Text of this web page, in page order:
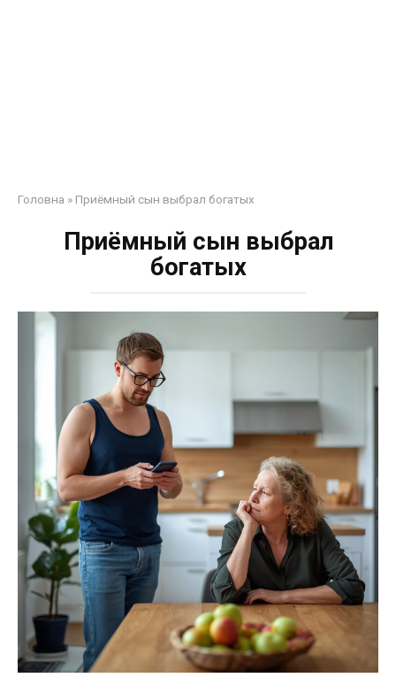
Головна » Приёмный сын выбрал богатых
Приёмный сын выбрал
богатых